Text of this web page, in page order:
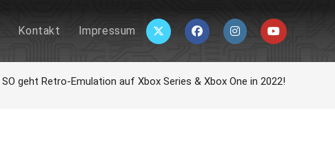
Kontakt Impressum
SO geht Retro-Emulation auf Xbox Series & Xbox One in 2022!